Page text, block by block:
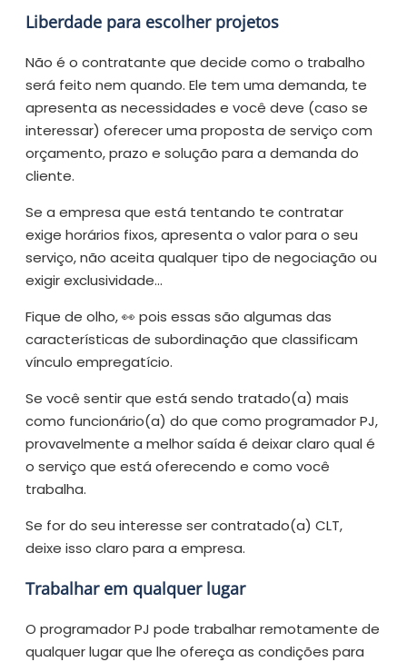
Liberdade para escolher projetos
Não é o contratante que decide como o trabalho
será feito nem quando. Ele tem uma demanda, te
apresenta as necessidades e você deve (caso se
interessar) oferecer uma proposta de serviço com
orçamento, prazo e solução para a demanda do
cliente.
Se a empresa que está tentando te contratar
exige horários fixos, apresenta o valor para o seu
serviço, não aceita qualquer tipo de negociação ou
exigir exclusividade…
Fique de olho, 👀 pois essas são algumas das
características de subordinação que classificam
vínculo empregatício.
Se você sentir que está sendo tratado(a) mais
como funcionário(a) do que como programador PJ,
provavelmente a melhor saída é deixar claro qual é
o serviço que está oferecendo e como você
trabalha.
Se for do seu interesse ser contratado(a) CLT,
deixe isso claro para a empresa.
Trabalhar em qualquer lugar
O programador PJ pode trabalhar remotamente de
qualquer lugar que lhe ofereça as condições para